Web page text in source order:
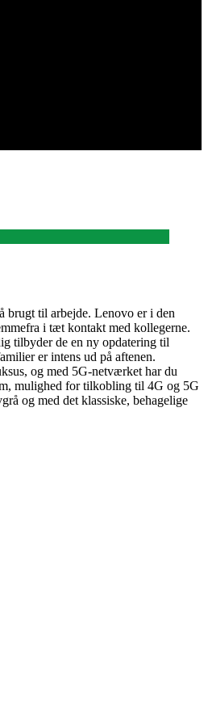
brugt til arbejde. Lenovo er i den
i tæt kontakt med kollegerne.
tilbyder de en ny opdatering til
er intens ud på aftenen.
og med 5G-netværket har du
mulighed for tilkobling til 4G og 5G
og med det klassiske, behagelige